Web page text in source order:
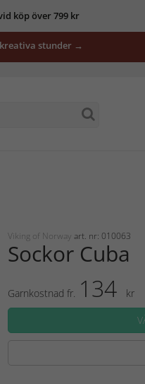
köp över 799 kr
stunder →
Viking of Norway art. nr: 010063
Sockor Cuba
Garnkostnad fr. 134
kr